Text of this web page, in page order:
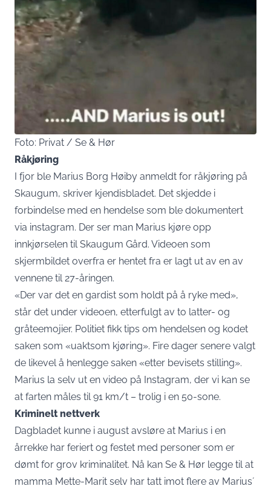
Foto: Privat / Se & Hør
Råkjøring
I fjor ble Marius Borg Høiby anmeldt for råkjøring på
Skaugum, skriver kjendisbladet. Det skjedde i
forbindelse med en hendelse som ble dokumentert
via instagram. Der ser man Marius kjøre opp
innkjørselen til Skaugum Gård. Videoen som
skjermbildet overfra er hentet fra er lagt ut av en av
vennene til 27-åringen.
«Der var det en gardist som holdt på å ryke med»,
står det under videoen, etterfulgt av to latter- og
gråteemojier. Politiet fikk tips om hendelsen og kodet
saken som «uaktsom kjøring». Fire dager senere valgt
de likevel å henlegge saken «etter bevisets stilling».
Marius la selv ut en video på Instagram, der vi kan se
at farten måles til 91 km/t – trolig i en 50-sone.
Kriminelt nettverk
Dagbladet kunne i august avsløre at Marius i en
årrekke har feriert og festet med personer som er
dømt for grov kriminalitet. Nå kan Se & Hør legge til at
mamma Mette-Marit selv har tatt imot flere av Marius´